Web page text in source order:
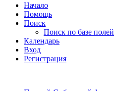
Начало
Помощь
Поиск
Поиск по базе полей
Календарь
Вход
Регистрация